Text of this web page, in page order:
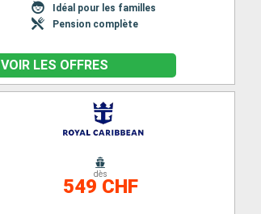
Idéal pour les familles
Pension complète
VOIR LES OFFRES
dès
549 CHF